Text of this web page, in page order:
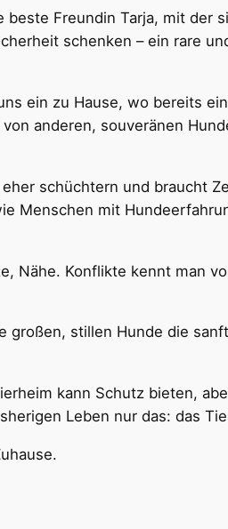
Freundin Tarja, mit der
schenken – ein rare
ein zu Hause, wo bereits
anderen, souveränen
schüchtern und braucht
Menschen mit
Nähe. Konflikte kennt man
großen, stillen Hunde die
kann Schutz bieten,
Leben nur das: das